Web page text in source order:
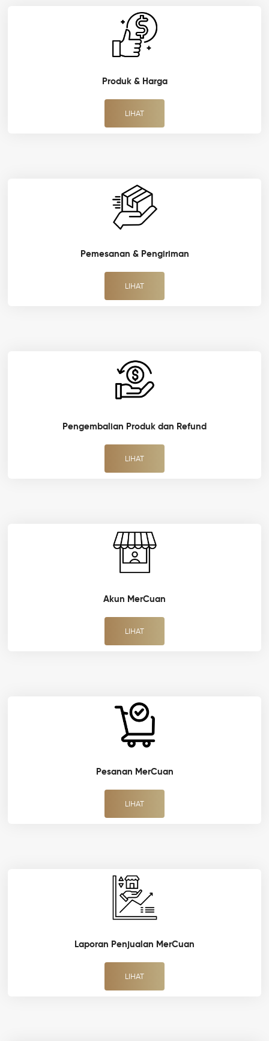
Produk & Harga
LIHAT
Pemesanan & Pengiriman
LIHAT
Pengembalian Produk dan Refund
LIHAT
Akun MerCuan
LIHAT
Pesanan MerCuan
LIHAT
Laporan Penjualan MerCuan
LIHAT